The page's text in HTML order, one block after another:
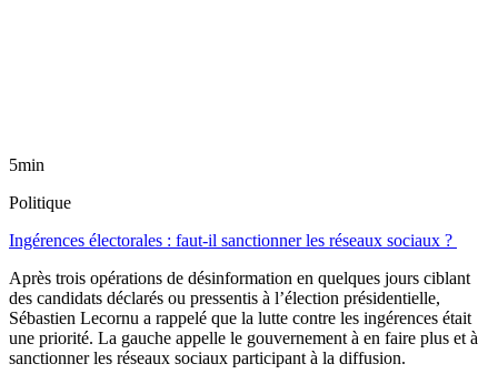
5min
Politique
Ingérences électorales : faut-il sanctionner les réseaux sociaux ?
Après trois opérations de désinformation en quelques jours ciblant
des candidats déclarés ou pressentis à l’élection présidentielle,
Sébastien Lecornu a rappelé que la lutte contre les ingérences était
une priorité. La gauche appelle le gouvernement à en faire plus et à
sanctionner les réseaux sociaux participant à la diffusion.